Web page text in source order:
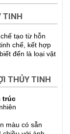
TINH
tạo từ hỗn
chế, kết hợp
đến là loại vật
THỦY TINH
trúc
màu có sẵn